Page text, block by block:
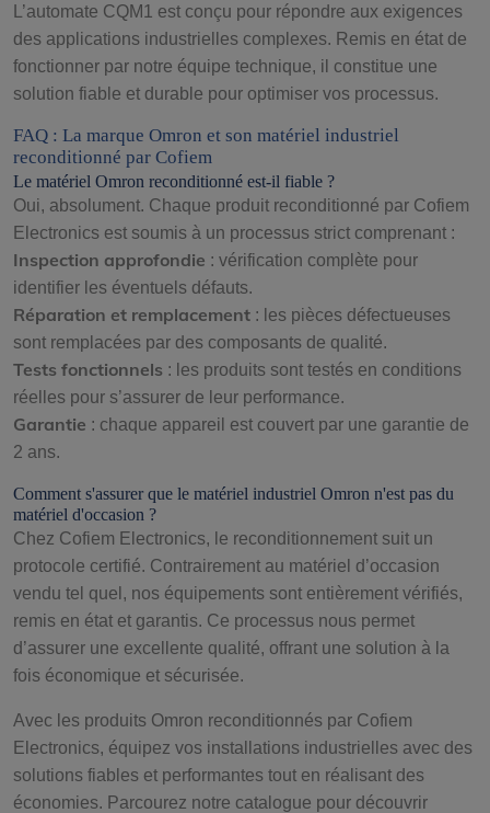
L’automate CQM1 est conçu pour répondre aux exigences
des applications industrielles complexes. Remis en état de
fonctionner par notre équipe technique, il constitue une
solution fiable et durable pour optimiser vos processus.
FAQ : La marque Omron et son matériel industriel
reconditionné par Cofiem
Le matériel Omron reconditionné est-il fiable ?
Oui, absolument. Chaque produit reconditionné par Cofiem
Electronics est soumis à un processus strict comprenant :
Inspection approfondie : vérification complète pour
identifier les éventuels défauts.
Réparation et remplacement : les pièces défectueuses
sont remplacées par des composants de qualité.
Tests fonctionnels : les produits sont testés en conditions
réelles pour s’assurer de leur performance.
Garantie : chaque appareil est couvert par une garantie de
2 ans.
Comment s'assurer que le matériel industriel Omron n'est pas du
matériel d'occasion ?
Chez Cofiem Electronics, le reconditionnement suit un
protocole certifié. Contrairement au matériel d’occasion
vendu tel quel, nos équipements sont entièrement vérifiés,
remis en état et garantis. Ce processus nous permet
d’assurer une excellente qualité, offrant une solution à la
fois économique et sécurisée.
Avec les produits Omron reconditionnés par Cofiem
Electronics, équipez vos installations industrielles avec des
solutions fiables et performantes tout en réalisant des
économies. Parcourez notre catalogue pour découvrir